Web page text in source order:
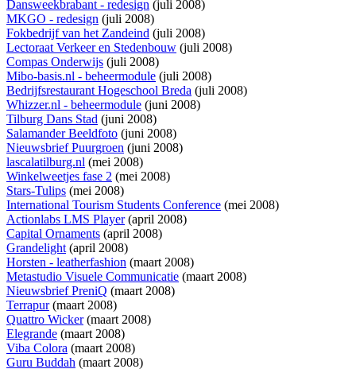
Dansweekbrabant - redesign (juli 2008)
MKGO - redesign (juli 2008)
Fokbedrijf van het Zandeind (juli 2008)
Lectoraat Verkeer en Stedenbouw (juli 2008)
Compas Onderwijs (juli 2008)
Mibo-basis.nl - beheermodule (juli 2008)
Bedrijfsrestaurant Hogeschool Breda (juli 2008)
Whizzer.nl - beheermodule (juni 2008)
Tilburg Dans Stad (juni 2008)
Salamander Beeldfoto (juni 2008)
Nieuwsbrief Puurgroen (juni 2008)
lascalatilburg.nl (mei 2008)
Winkelweetjes fase 2 (mei 2008)
Stars-Tulips (mei 2008)
International Tourism Students Conference (mei 2008)
Actionlabs LMS Player(april 2008)
Capital Ornaments (april 2008)
Grandelight(april 2008)
Horsten - leatherfashion (maart 2008)
Metastudio Visuele Communicatie (maart 2008)
Nieuwsbrief PreniQ (maart 2008)
Terrapur(maart 2008)
Quattro Wicker(maart 2008)
Elegrande (maart 2008)
Viba Colora (maart 2008)
Guru Buddah (maart 2008)